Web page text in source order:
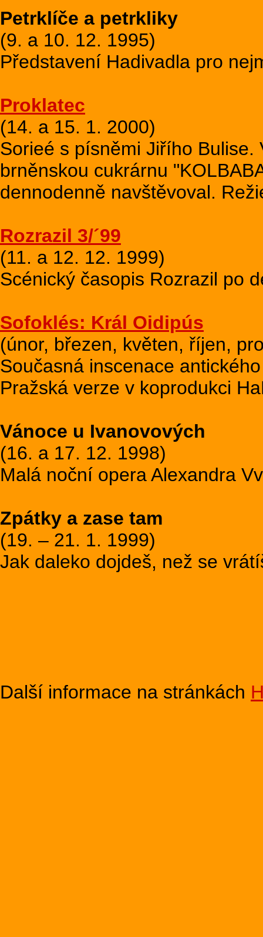
Petrklíče a petrkliky
(9. a 10. 12. 1995)
Představení Hadivadla pro
Proklatec
(14. a 15. 1. 2000)
Sorieé s písněmi Jiřího Bulise.
brněnskou cukrárnu
dennodenně navštěvoval.
Rozrazil 3/´99
(11. a 12. 12. 1999)
Scénický časopis Rozrazil po
Sofoklés: Král Oidipús
(únor, březen, květen, říjen,
Současná inscenace
Pražská verze v koprodukci
Vánoce u Ivanovových
(16. a 17. 12. 1998)
Malá noční opera Alexandra
Zpátky a zase tam
(19. – 21. 1. 1999)
Jak daleko dojdeš, než se
Další informace na stránkách